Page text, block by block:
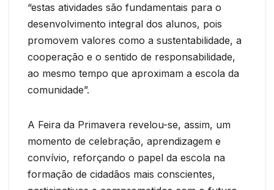
“estas atividades são fundamentais para o
desenvolvimento integral dos alunos, pois
promovem valores como a sustentabilidade, a
cooperação e o sentido de responsabilidade,
ao mesmo tempo que aproximam a escola da
comunidade”.
A Feira da Primavera revelou-se, assim, um
momento de celebração, aprendizagem e
convívio, reforçando o papel da escola na
formação de cidadãos mais conscientes,